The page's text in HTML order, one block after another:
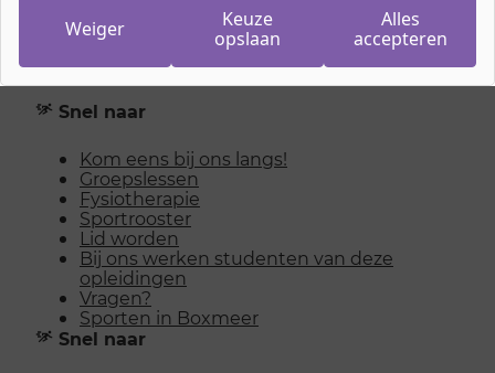
jou een gezonde leefstijl te ontwikkelen met
verschillende trainingen en deskundige
begeleiding.
Snel naar
Kom eens bij ons langs!
Groepslessen
Fysiotherapie
Sportrooster
Lid worden
Bij ons werken studenten van deze
opleidingen
Vragen?
Sporten in Boxmeer
Snel naar
Weiger
Keuze
opslaan
Alles
accepteren